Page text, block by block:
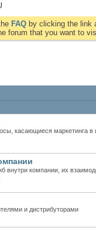
FAQ by clicking the link
forum that you want to
касающиеся маркетинга в
внутри компании, их
и дистрибуторами